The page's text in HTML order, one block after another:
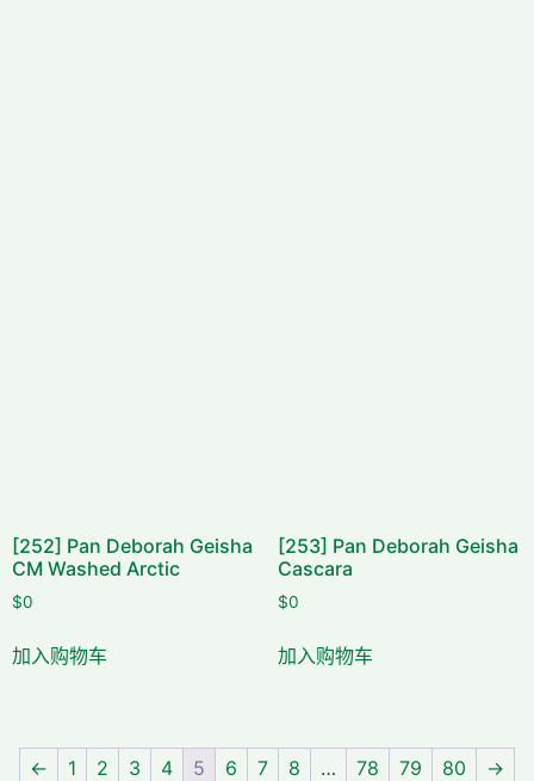
[252] Pan Deborah Geisha
CM Washed Arctic
$0
加入购物车
[253] Pan Deborah Geisha
Cascara
$0
加入购物车
← 1 2 3 4 5 6 7 8 … 78 79 80 →